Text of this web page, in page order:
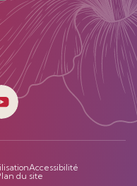
Accessibilité
du site